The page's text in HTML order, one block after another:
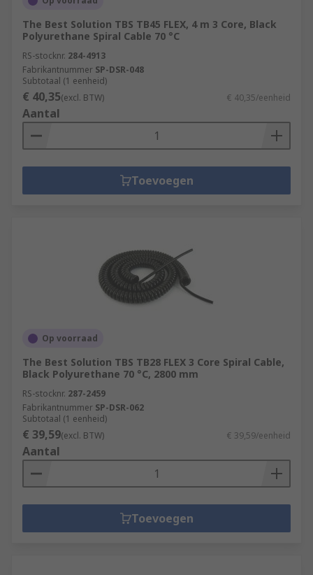
The Best Solution TBS TB45 FLEX, 4 m 3 Core, Black
Polyurethane Spiral Cable 70 °C
RS-stocknr. 284-4913
Fabrikantnummer SP-DSR-048
Subtotaal (1 eenheid)
€ 40,35(excl. BTW) € 40,35/eenheid
Aantal
Toevoegen
Op voorraad
The Best Solution TBS TB28 FLEX 3 Core Spiral Cable,
Black Polyurethane 70 °C, 2800 mm
RS-stocknr. 287-2459
Fabrikantnummer SP-DSR-062
Subtotaal (1 eenheid)
€ 39,59(excl. BTW) € 39,59/eenheid
Aantal
Toevoegen